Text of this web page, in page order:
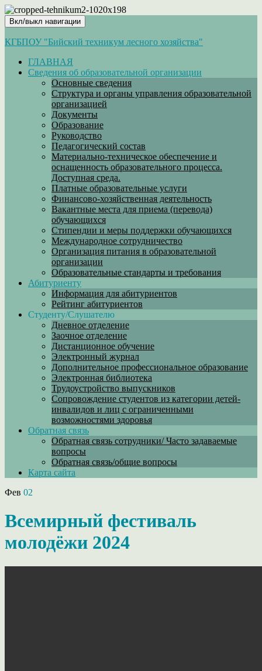
Вкл/выкл навигации
КГБПОУ "Бийский техникум лесного хозяйства"
ГЛАВНАЯ
Сведения об образовательной организации
Основные сведения
Структура и органы управления образовательной
организацией
Документы
Образование
Руководство
Педагогический состав
Материально-техническое обеспечение и
оснащенность образовательного процесса.
Доступная среда.
Платные образовательные услуги
Финансово-хозяйственная деятельность
Вакантные места для приема (перевода)
обучающихся
Стипендии и меры поддержки обучающихся
Международное сотрудничество
Организация питания в образовательной
организации
Образовательные стандарты и требования
Абитуриенту
Информация для абитуриентов
Рейтинг абитуриентов
Студенту/Слушателю
Дневное отделение
Заочное отделение
Дистанционное обучение
Электронный журнал
Дополнительное профессиональное образование
Электронная библиотека
Трудоустройство выпускников
Сопровождение студентов из категории детей-
инвалидов и лиц с ограниченными
возможностями здоровья
Обратная связь
Обратная связь сотрудники/ Часто задаваемые
вопросы
Обратная связь/общие вопросы
Карта сайта
Фев 02
Всемирный фестиваль
молодёжи 2024